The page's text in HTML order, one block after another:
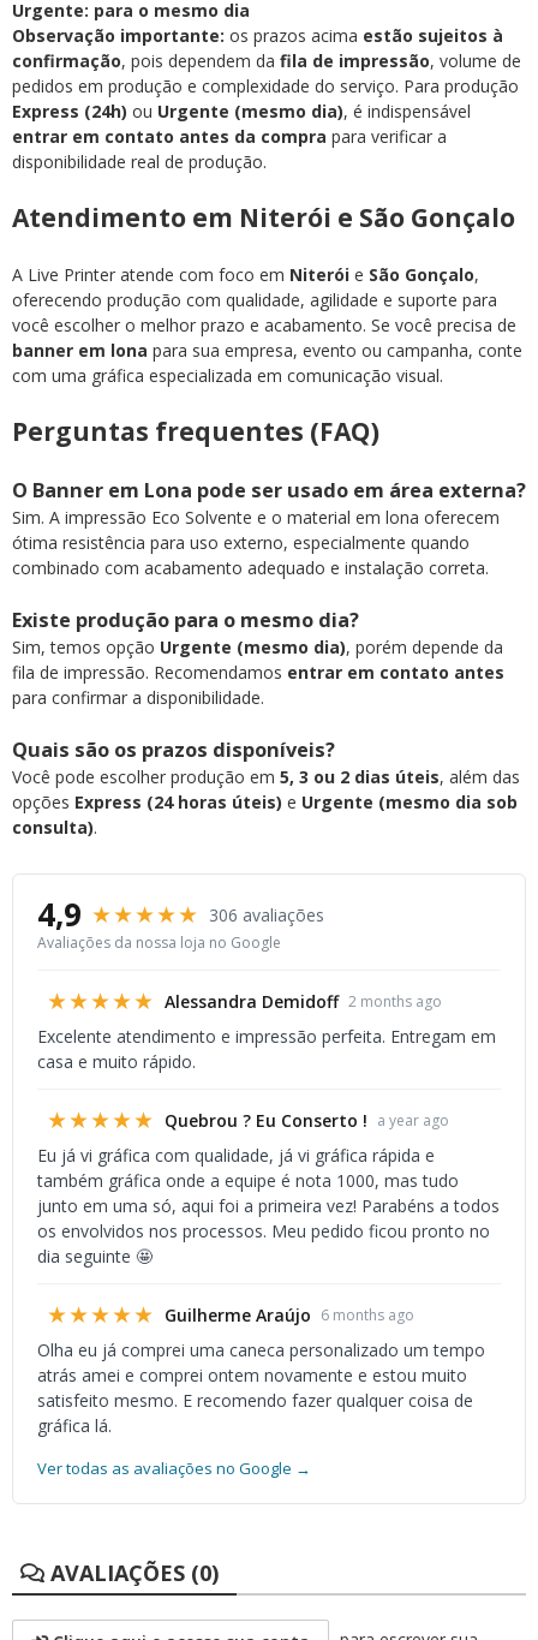
Urgente: para o mesmo dia
Observação importante: os prazos acima estão sujeitos à
confirmação, pois dependem da fila de impressão, volume de
pedidos em produção e complexidade do serviço. Para produção
Express (24h) ou Urgente (mesmo dia), é indispensável
entrar em contato antes da compra para verificar a
disponibilidade real de produção.
Atendimento em Niterói e São Gonçalo
A Live Printer atende com foco em Niterói e São Gonçalo,
oferecendo produção com qualidade, agilidade e suporte para
você escolher o melhor prazo e acabamento. Se você precisa de
banner em lona para sua empresa, evento ou campanha, conte
com uma gráfica especializada em comunicação visual.
Perguntas frequentes (FAQ)
O Banner em Lona pode ser usado em área externa?
Sim. A impressão Eco Solvente e o material em lona oferecem
ótima resistência para uso externo, especialmente quando
combinado com acabamento adequado e instalação correta.
Existe produção para o mesmo dia?
Sim, temos opção Urgente (mesmo dia), porém depende da
fila de impressão. Recomendamos entrar em contato antes
para confirmar a disponibilidade.
Quais são os prazos disponíveis?
Você pode escolher produção em 5, 3 ou 2 dias úteis, além das
opções Express (24 horas úteis) e Urgente (mesmo dia sob
consulta).
4,9 ★★★★★ 306 avaliações
Avaliações da nossa loja no Google
★★★★★ Alessandra Demidoff 2 months ago
Excelente atendimento e impressão perfeita. Entregam em
casa e muito rápido.
★★★★★ Quebrou ? Eu Conserto ! a year ago
Eu já vi gráfica com qualidade, já vi gráfica rápida e
também gráfica onde a equipe é nota 1000, mas tudo
junto em uma só, aqui foi a primeira vez! Parabéns a todos
os envolvidos nos processos. Meu pedido ficou pronto no
dia seguinte 🤩
★★★★★ Guilherme Araújo 6 months ago
Olha eu já comprei uma caneca personalizado um tempo
atrás amei e comprei ontem novamente e estou muito
satisfeito mesmo. E recomendo fazer qualquer coisa de
gráfica lá.
Ver todas as avaliações no Google →
AVALIAÇÕES (0)